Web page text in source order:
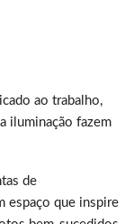
ao trabalho,
iluminação fazem
de
espaço que inspire